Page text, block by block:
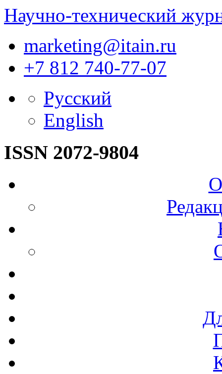
Научно-технический
marketing@itain.ru
+7 812 740-77-07
Русский
English
ISSN 2072-9804